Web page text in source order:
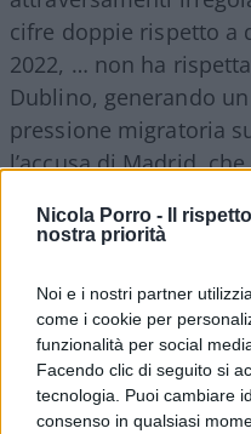
Nicola Porro -
Il
nostra priorità
Noi e i nostri partner
come i cookie per
funzionalità per social
Facendo clic di seguito si
tecnologia. Puoi cambiare
consenso in qualsiasi
cifre doppie rispetto a
2022, … non ha
Dublino, generando
pressione migratoria
l’accusa di Madrid,
governo non abbia
cui invece ha sempre
Lampedusa nel 2023
propri porti ai
Mediterraneo